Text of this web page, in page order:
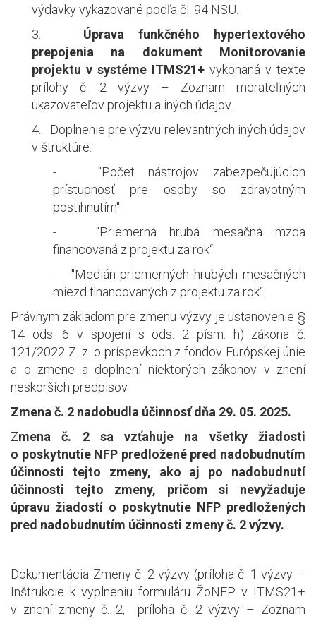
výdavky vykazované podľa čl. 94 NSU.
3. Úprava funkčného hypertextového
prepojenia na dokument Monitorovanie
projektu v systéme ITMS21+ vykonaná v texte
prílohy č. 2 výzvy – Zoznam merateľných
ukazovateľov projektu a iných údajov.
4.
Doplnenie pre výzvu relevantných iných údajov
v štruktúre:
- "Počet nástrojov zabezpečujúcich
prístupnosť pre osoby so zdravotným
postihnutím"
- "Priemerná hrubá mesačná mzda
financovaná z projektu za rok“
- "Medián priemerných hrubých mesačných
miezd financovaných z projektu za rok“.
Právnym základom pre zmenu výzvy je ustanovenie §
14 ods. 6 v spojení s ods. 2 písm. h) zákona č.
121/2022 Z. z. o príspevkoch z fondov Európskej únie
a o zmene a doplnení niektorých zákonov v znení
neskorších predpisov.
Zmena č. 2 nadobudla účinnosť dňa 29. 05. 2025.
Zmena č. 2 sa vzťahuje na všetky žiadosti
o poskytnutie NFP predložené pred nadobudnutím
účinnosti tejto zmeny, ako aj po nadobudnutí
účinnosti tejto zmeny, pričom si nevyžaduje
úpravu žiadostí o poskytnutie NFP predložených
pred nadobudnutím účinnosti zmeny č. 2 výzvy.
Dokumentácia Zmeny č. 2 výzvy (príloha č. 1 výzvy –
Inštrukcie k vyplneniu formuláru ŽoNFP v ITMS21+
v znení zmeny č. 2, príloha č. 2 výzvy – Zoznam